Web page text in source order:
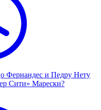
Фернандес и Педру Нету
Сити» Марески?